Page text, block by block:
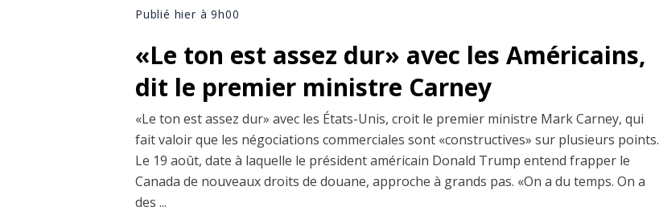
Publié hier à 9h00
«Le ton est assez dur» avec les Américains,
dit le premier ministre Carney
«Le ton est assez dur» avec les États-Unis, croit le premier ministre Mark Carney, qui
fait valoir que les négociations commerciales sont «constructives» sur plusieurs points.
Le 19 août, date à laquelle le président américain Donald Trump entend frapper le
Canada de nouveaux droits de douane, approche à grands pas. «On a du temps. On a
des ...